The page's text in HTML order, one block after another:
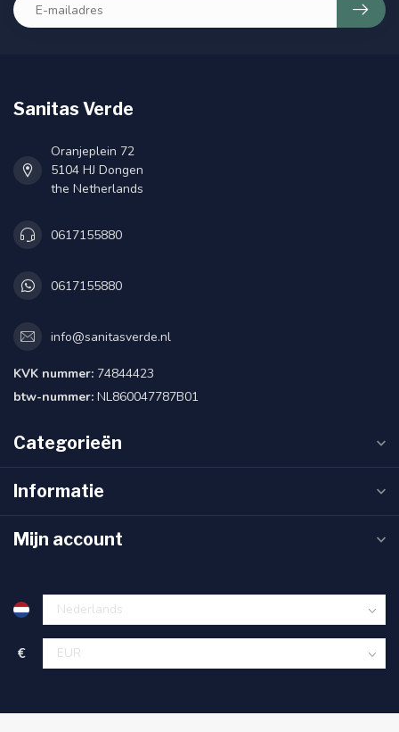
Sanitas Verde
Oranjeplein 72
5104 HJ Dongen
the Netherlands
0617155880
0617155880
info@sanitasverde.nl
KVK nummer: 74844423
btw-nummer: NL860047787B01
Categorieën
Informatie
Mijn account
€